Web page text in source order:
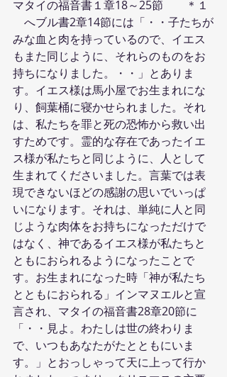
マタイの福音書１章18～25節　　＊１
へブル書2章14節には「・・子たちが
みな血と肉を持っているので、イエス
もまた同じように、それらのものをお
持ちになりました。・・」とありま
す。イエス様は馬小屋でお生まれにな
り、飼葉桶に寝かせられました。それ
は、私たちを罪と死の恐怖から救い出
すためです。霊的な存在であったイエ
ス様が私たちと同じように、人として
生まれてくださいました。言葉では表
現できないほどの感謝の思いでいっぱ
いになります。それは、単純に人と同
じような肉体をお持ちになっただけで
はなく、神であるイエス様が私たちと
ともにおられるようになったことで
す。お生まれになった時「神が私たち
とともにおられる」インマヌエルと宣
言され、マタイの福音書28章20節に
「・・見よ。わたしは世の終わりま
で、いつもあなたがたとともにいま
す。」とおっしゃって天に上って行か